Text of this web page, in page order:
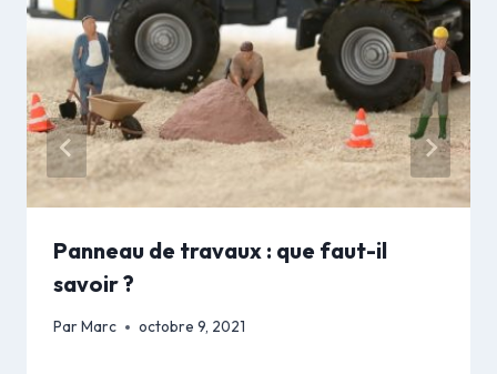
Panneau de travaux : que faut-il
savoir ?
ParMarc octobre 9, 2021